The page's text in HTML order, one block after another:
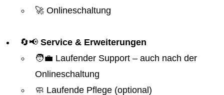
🚀 Onlineschaltung
🔄📢 Service & Erweiterungen
🧑‍💼 Laufender Support – auch nach der
Onlineschaltung
🧼 Laufende Pflege (optional)